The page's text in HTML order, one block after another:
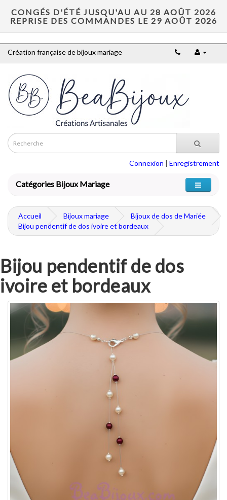
CONGÉS D'ÉTÉ JUSQU'AU AU 28 AOÛT 2026
REPRISE DES COMMANDES LE 29 AOÛT 2026
Création française de bijoux mariage
Connexion | Enregistrement
Catégories Bijoux Mariage
Accueil Bijoux mariage
Bijoux de dos de Mariée
Bijou pendentif de dos ivoire et bordeaux
Bijou pendentif de dos
ivoire et bordeaux